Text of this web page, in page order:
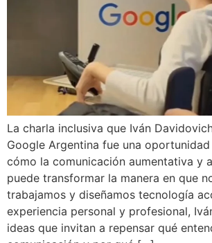
La charla inclusiva que Iván
Google Argentina fue una
cómo la comunicación aumentativa y
puede transformar la manera en que
trabajamos y diseñamos tecnología
experiencia personal y profesional,
ideas que invitan a repensar qué